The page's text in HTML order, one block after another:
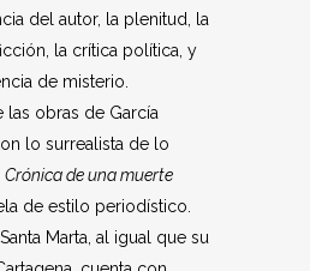
del autor, la plenitud, la
la crítica política, y
de misterio.
las obras de García
lo surrealista de lo
Crónica de una muerte
de estilo periodístico.
Santa Marta, al igual que su